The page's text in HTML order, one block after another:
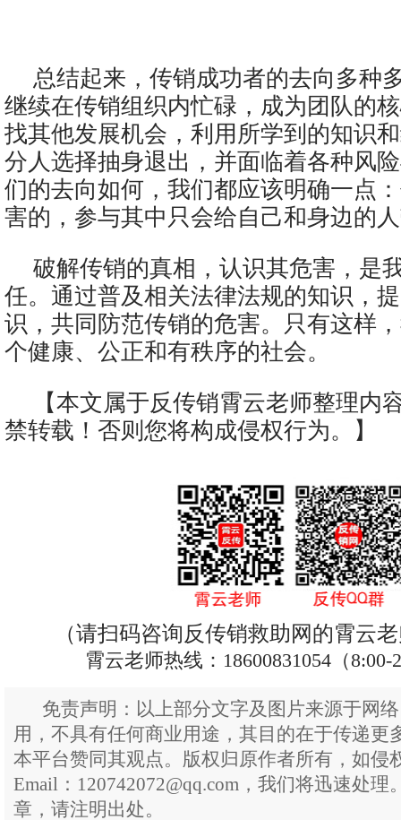
总结起来，传销成功者的去向多种
继续在传销组织内忙碌，成为团队的
找其他发展机会，利用所学到的知识
分人选择抽身退出，并面临着各种风
们的去向如何，我们都应该明确一点
害的，参与其中只会给自己和身边的
破解传销的真相，认识其危害，是
任。通过普及相关法律法规的知识，
识，共同防范传销的危害。只有这样
个健康、公正和有秩序的社会。
【本文属于反传销霄云老师整理内
禁转载！否则您将构成侵权行为。】
（请扫码咨询反传销救助网的霄云
霄云老师热线：18600831054（8:00-
免责声明：以上部分文字及图片来源于网
用，不具有任何商业用途，其目的在于传递更
本平台赞同其观点。版权归原作者所有，如侵
Email：120742072@qq.com，我们将迅速处
章，请注明出处。